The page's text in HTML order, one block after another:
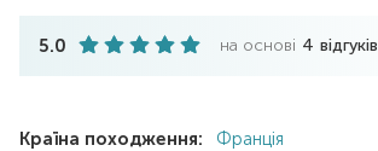
5.0 на основі 4 відгуків
Країна походження:
Франція